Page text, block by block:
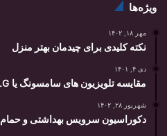
ویژه‌ها
مهر ۱۸, ۱۴۰۲
نکته کلیدی برای چیدمان بهتر منزل
دی ۴, ۱۴۰۱
مقایسه تلویزیون های سامسونگ یا LG + بررسی تفاوت های آنها
شهریور ۲۸, ۱۴۰۲
دکوراسیون سرویس بهداشتی و حمام